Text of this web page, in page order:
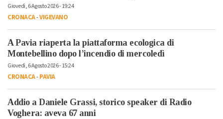
Giovedì, 6 Agosto 2026 - 19:24
CRONACA-VIGEVANO
A Pavia riaperta la piattaforma ecologica di
Montebellino dopo l’incendio di mercoledì
Giovedì, 6 Agosto 2026 - 15:24
CRONACA-PAVIA
Addio a Daniele Grassi, storico speaker di Radio
Voghera: aveva 67 anni